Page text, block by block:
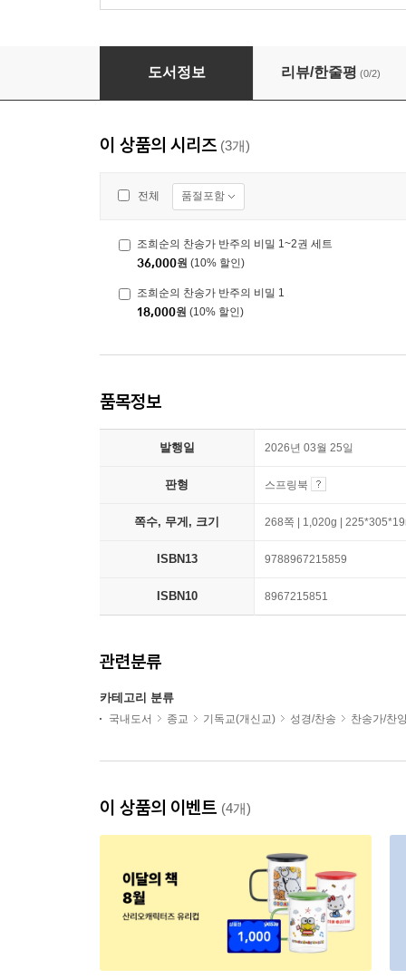
조희순의 찬송가 반주의 비밀 1
도서정보 리뷰/한줄평 (0/2)
이 상품의 시리즈 (3개)
전체 품절포함
조희순의 찬송가 반주의 비밀 1~2권 세트
36,000원 (10% 할인)
조희순의 찬송가 반주의 비밀 1
18,000원 (10% 할인)
품목정보
발행일 2026년 03월 25일
판형 스프링북
쪽수, 무게, 크기 268쪽 | 1,020g |
ISBN13 9788967215859
ISBN10 8967215851
관련분류
카테고리 분류
국내도서 종교 기독교(개신교) 성경/찬송 찬송가/찬
이 상품의 이벤트 (4개)